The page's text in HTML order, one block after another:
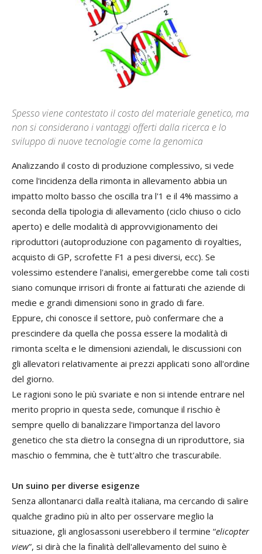
Spesso viene contestato il costo del materiale genetico, ma
non si considerano i vantaggi offerti dalla ricerca e lo
sviluppo di nuove tecnologie come la genomica
Analizzando il costo di produzione complessivo, si vede
come l'incidenza della rimonta in allevamento abbia un
impatto molto basso che oscilla tra l'1 e il 4% massimo a
seconda della tipologia di allevamento (ciclo chiuso o ciclo
aperto) e delle modalità di approvvigionamento dei
riproduttori (autoproduzione con pagamento di royalties,
acquisto di GP, scrofette F1 a pesi diversi, ecc). Se
volessimo estendere l'analisi, emergerebbe come tali costi
siano comunque irrisori di fronte ai fatturati che aziende di
medie e grandi dimensioni sono in grado di fare.
Eppure, chi conosce il settore, può confermare che a
prescindere da quella che possa essere la modalità di
rimonta scelta e le dimensioni aziendali, le discussioni con
gli allevatori relativamente ai prezzi applicati sono all'ordine
del giorno.
Le ragioni sono le più svariate e non si intende entrare nel
merito proprio in questa sede, comunque il rischio è
sempre quello di banalizzare l'importanza del lavoro
genetico che sta dietro la consegna di un riproduttore, sia
maschio o femmina, che è tutt'altro che trascurabile.
Un suino per diverse esigenze
Senza allontanarci dalla realtà italiana, ma cercando di salire
qualche gradino più in alto per osservare meglio la
situazione, gli anglosassoni userebbero il termine “elicopter
view”, si dirà che la finalità dell'allevamento del suino è